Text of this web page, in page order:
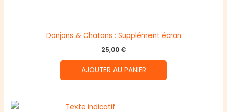
Donjons & Chatons : Supplément écran
25,00 €
AJOUTER AU PANIER